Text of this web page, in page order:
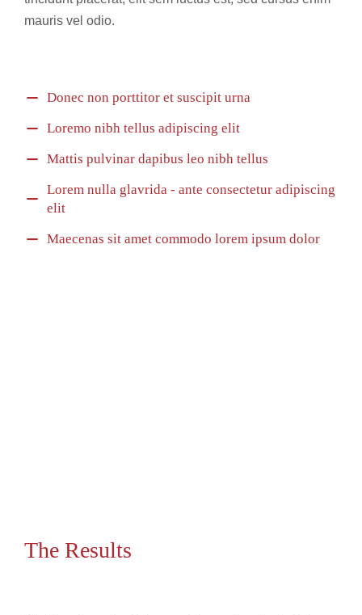
mauris vel odio.
Donec non porttitor et suscipit urna
Loremo nibh tellus adipiscing elit
Mattis pulvinar dapibus leo nibh tellus
Lorem nulla glavrida - ante consectetur adipiscing
elit
Maecenas sit amet commodo lorem ipsum dolor
The Results